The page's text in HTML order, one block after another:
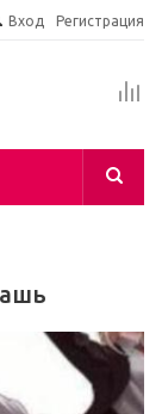
Вход Регистрация